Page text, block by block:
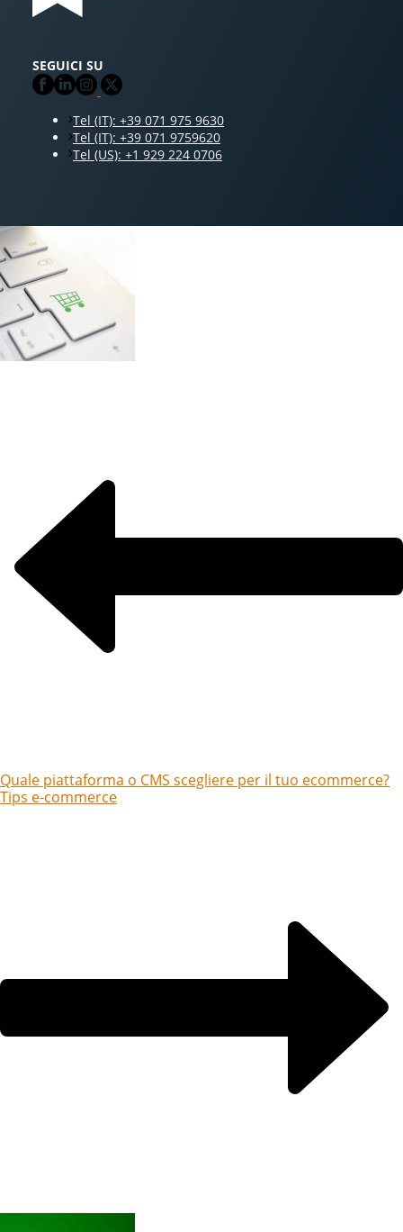
SEGUICI SU
Tel (IT): +39 071 975 9630
Tel (IT): +39 071 9759620
Tel (US): +1 929 224 0706
Quale piattaforma o CMS scegliere per il tuo ecommerce?
Tips e-commerce